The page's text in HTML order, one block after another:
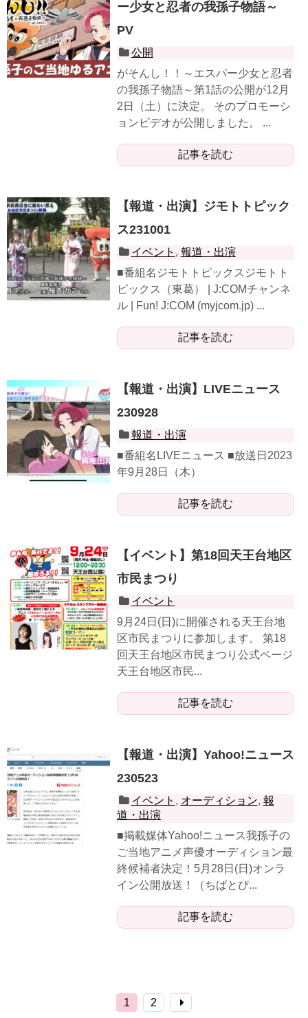
ー少女と忍者の我孫子物語～
PV
公開
がそんし！！～エスパー少女と忍者
の我孫子物語～第1話の公開が12月
2日（土）に決定。 そのプロモーシ
ョンビデオが公開しました。 ...
記事を読む
【報道・出演】ジモトトピック
ス231001
イベント , 報道・出演
■番組名ジモトトピックスジモトト
ピックス（東葛） | J:COMチャンネ
ル | Fun! J:COM (myjcom.jp) ...
記事を読む
【報道・出演】LIVEニュース
230928
報道・出演
■番組名LIVEニュース ■放送日2023
年9月28日（木）
記事を読む
【イベント】第18回天王台地区
市民まつり
イベント
9月24日(日)に開催される天王台地
区市民まつりに参加します。 第18
回天王台地区市民まつり公式ページ
天王台地区市民...
記事を読む
【報道・出演】Yahoo!ニュース
230523
イベント , オーディション, 報
道・出演
■掲載媒体Yahoo!ニュース我孫子の
ご当地アニメ声優オーディション最
終候補者決定！5月28日(日)オンラ
イン公開放送！（ちばとぴ...
記事を読む
1 2